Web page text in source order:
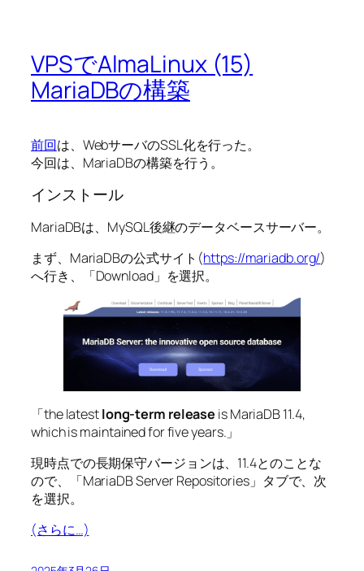
VPSでAlmaLinux (15)
MariaDBの構築
前回は、WebサーバのSSL化を行った。
今回は、MariaDBの構築を行う。
インストール
MariaDBは、MySQL後継のデータベースサーバー。
まず、MariaDBの公式サイト(https://mariadb.org/)
へ行き、「Download」を選択。
「the latestlong-term release is MariaDB 11.4,
which is maintained for five years.」
現時点での長期保守バージョンは、11.4とのことな
ので、「MariaDB Server Repositories」タブで、次
を選択。
(さらに…)